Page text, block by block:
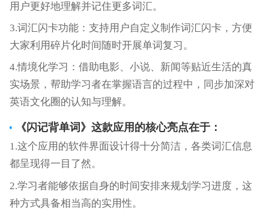
用户更好地理解并记住更多词汇。
3.词汇闪卡功能：支持用户自定义制作词汇闪卡，方便
大家利用碎片化时间随时开展单词复习。
4.情境化学习：借助电影、小说、新闻等贴近生活的真
实场景，帮助学习者在掌握语言的过程中，同步加深对
英语文化圈的认知与理解。
《闪记背单词 》这款应用的核心亮点在于：
1.这个应用的软件界面设计得十分简洁，各类词汇信息
都呈现得一目了然。
2.学习者能够依据自身的时间安排来规划学习进度，这
种方式具备相当高的实用性。